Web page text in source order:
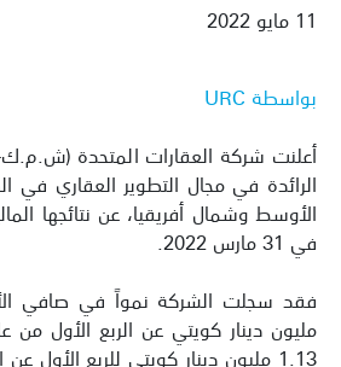
11 مايو 2022
بواسطة URC
أعلنت شركة العقارات المتحدة
الرائدة في مجال التطوير العقاري
الأوسط وشمال أفريقيا، عن نتائجها
في 31 مارس 2022.
1.13 مليون دينار كويتي للربع الأول